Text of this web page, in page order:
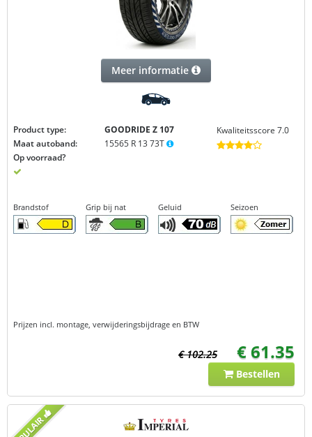
Meer informatie
Product type:
GOODRIDE Z 107
Maat autoband:
15565 R 13 73T
Op voorraad?
Kwaliteitsscore 7.0
Brandstof Grip bij nat Geluid Seizoen
Prijzen incl. montage, verwijderingsbijdrage en BTW
€ 102.25 € 61.35
Bestellen